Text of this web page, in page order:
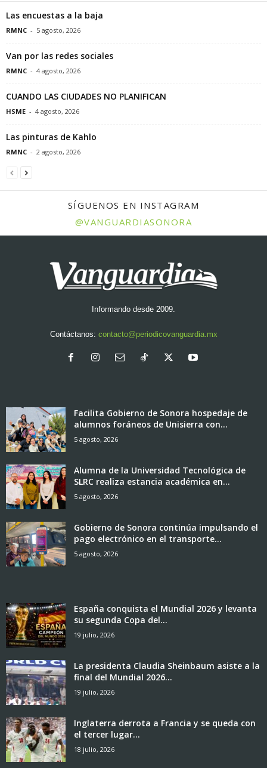
Las encuestas a la baja
RMNC - 5 agosto, 2026
Van por las redes sociales
RMNC - 4 agosto, 2026
CUANDO LAS CIUDADES NO PLANIFICAN
HSME - 4 agosto, 2026
Las pinturas de Kahlo
RMNC - 2 agosto, 2026
SÍGUENOS EN INSTAGRAM
@VANGUARDIASONORA
Informando desde 2009.
Contáctanos: contacto@periodicovanguardia.mx
Facilita Gobierno de Sonora hospedaje de
alumnos foráneos de Unisierra con...
5 agosto, 2026
Alumna de la Universidad Tecnológica de
SLRC realiza estancia académica en...
5 agosto, 2026
Gobierno de Sonora continúa impulsando el
pago electrónico en el transporte...
5 agosto, 2026
España conquista el Mundial 2026 y levanta
su segunda Copa del...
19 julio, 2026
La presidenta Claudia Sheinbaum asiste a la
final del Mundial 2026...
19 julio, 2026
Inglaterra derrota a Francia y se queda con
el tercer lugar...
18 julio, 2026